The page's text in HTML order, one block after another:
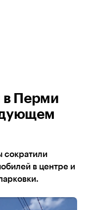
в Перми
сократили
в центре и